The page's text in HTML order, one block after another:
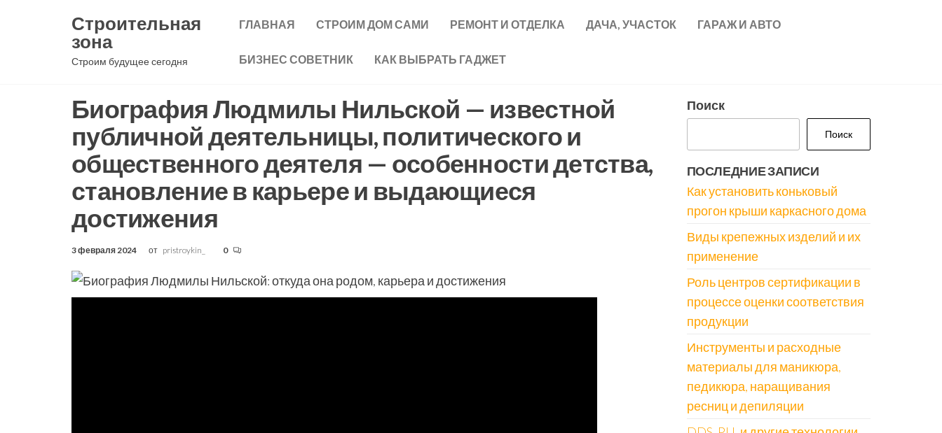
содержимому
Строительная
зона
Строим будущее сегодня
ГЛАВНАЯ СТРОИМ ДОМ САМИ РЕМОНТ И ОТДЕЛКА ДАЧА, УЧАСТОК ГАРАЖ И АВТО
БИЗНЕС СОВЕТНИК КАК ВЫБРАТЬ ГАДЖЕТ
Биография Людмилы Нильской — известной
публичной деятельницы, политического и
общественного деятеля — особенности детства,
становление в карьере и выдающиеся
достижения
3 февраля 2024 от pristroykin_ 0
Поиск
Поиск
ПОСЛЕДНИЕ ЗАПИСИ
Как установить коньковый
прогон крыши каркасного дома
Виды крепежных изделий и их
применение
Роль центров сертификации в
процессе оценки соответствия
продукции
Инструменты и расходные
материалы для маникюра,
педикюра, наращивания
ресниц и депиляции